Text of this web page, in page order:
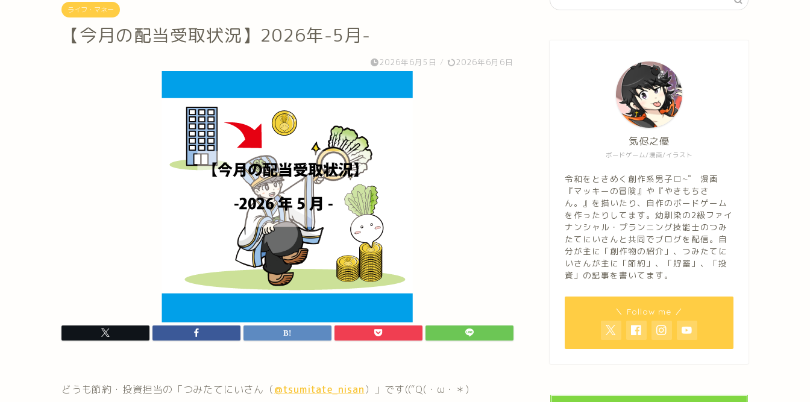
ライフ・マネー
【今月の配当受取状況】2026年-5月-
2026年6月5日 / 2026年6月6日
どうも節約・投資担当の「つみたてにいさん（@tsumitate_nisan）」です((“Q(・ω・＊)
ボードゲーム/漫画/イラスト
気侭之優
令和をときめく創作系男子□~゜ 漫画
『マッキーの冒険』や『やきもちさ
ん。』を描いたり、自作のボードゲーム
を作ったりしてます。幼馴染の2級ファイ
ナンシャル・プランニング技能士のつみ
たてにいさんと共同でブログを配信。自
分が主に「創作物の紹介」、つみたてに
いさんが主に「節約」、「貯蓄」、「投
資」の記事を書いてます。
＼ Follow me ／